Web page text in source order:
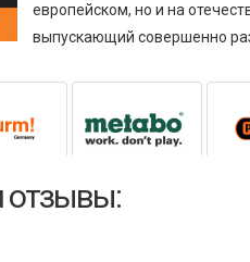
европейском, но и на
выпускающий совершенно
отзывы: